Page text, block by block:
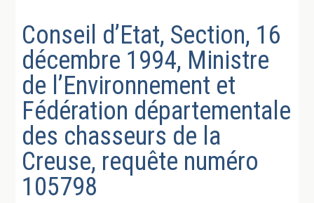
Conseil d’Etat, Section, 16
décembre 1994, Ministre
de l’Environnement et
Fédération départementale
des chasseurs de la
Creuse, requête numéro
105798